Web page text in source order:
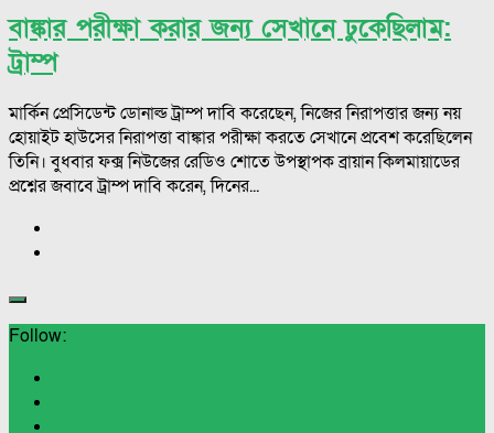
বাঙ্কার পরীক্ষা করার জন্য সেখানে ঢুকেছিলাম:
ট্রাম্প
মার্কিন প্রেসিডেন্ট ডোনাল্ড ট্রাম্প দাবি করেছেন, নিজের নিরাপত্তার জন্য নয়
হোয়াইট হাউসের নিরাপত্তা বাঙ্কার পরীক্ষা করতে সেখানে প্রবেশ করেছিলেন
তিনি। বুধবার ফক্স নিউজের রেডিও শোতে উপস্থাপক ব্রায়ান কিলমায়াডের
প্রশ্নের জবাবে ট্রাম্প দাবি করেন, দিনের...
Follow: